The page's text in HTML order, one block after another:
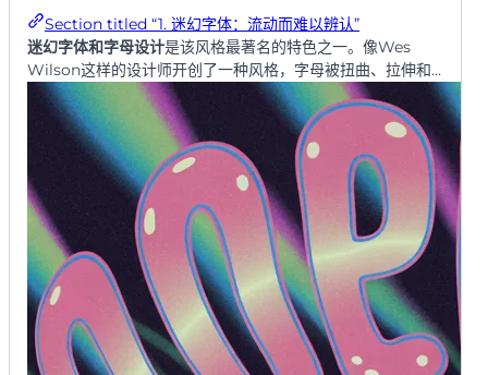
Section titled “1. 迷幻字体：流动而难以辨认”
迷幻字体和字母设计是该风格最著名的特色之一。像Wes
Wilson这样的设计师开创了一种风格，字母被扭曲、拉伸和
融化以填满页面的每个角落。可读性不是主要关注点；字体成
为了抽象的、纹理性的元素，是整体图像的一部分，迫使观
者”体验”海报而不仅仅是阅读它。